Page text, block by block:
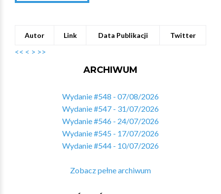
Autor Link Data Publikacji Twitter
<< < > >>
ARCHIWUM
Wydanie #548 - 07/08/2026
Wydanie #547 - 31/07/2026
Wydanie #546 - 24/07/2026
Wydanie #545 - 17/07/2026
Wydanie #544 - 10/07/2026
Zobacz pełne archiwum